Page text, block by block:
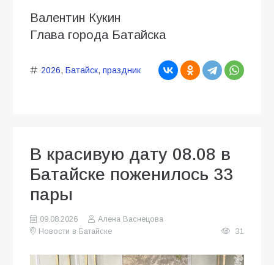
Валентин Кукин
Глава города Батайска
2026, Батайск, праздник
В красивую дату 08.08 в
Батайске поженилось 33
пары
09.08.2026
Алена Васнецова
Новости в Батайске
31